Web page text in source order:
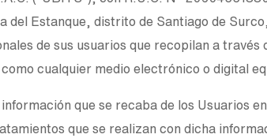
del Estanque, distrito de Santiago de
de sus usuarios que recopilan a través
cualquier medio electrónico o digital
que se recaba de los Usuarios
que se realizan con dicha